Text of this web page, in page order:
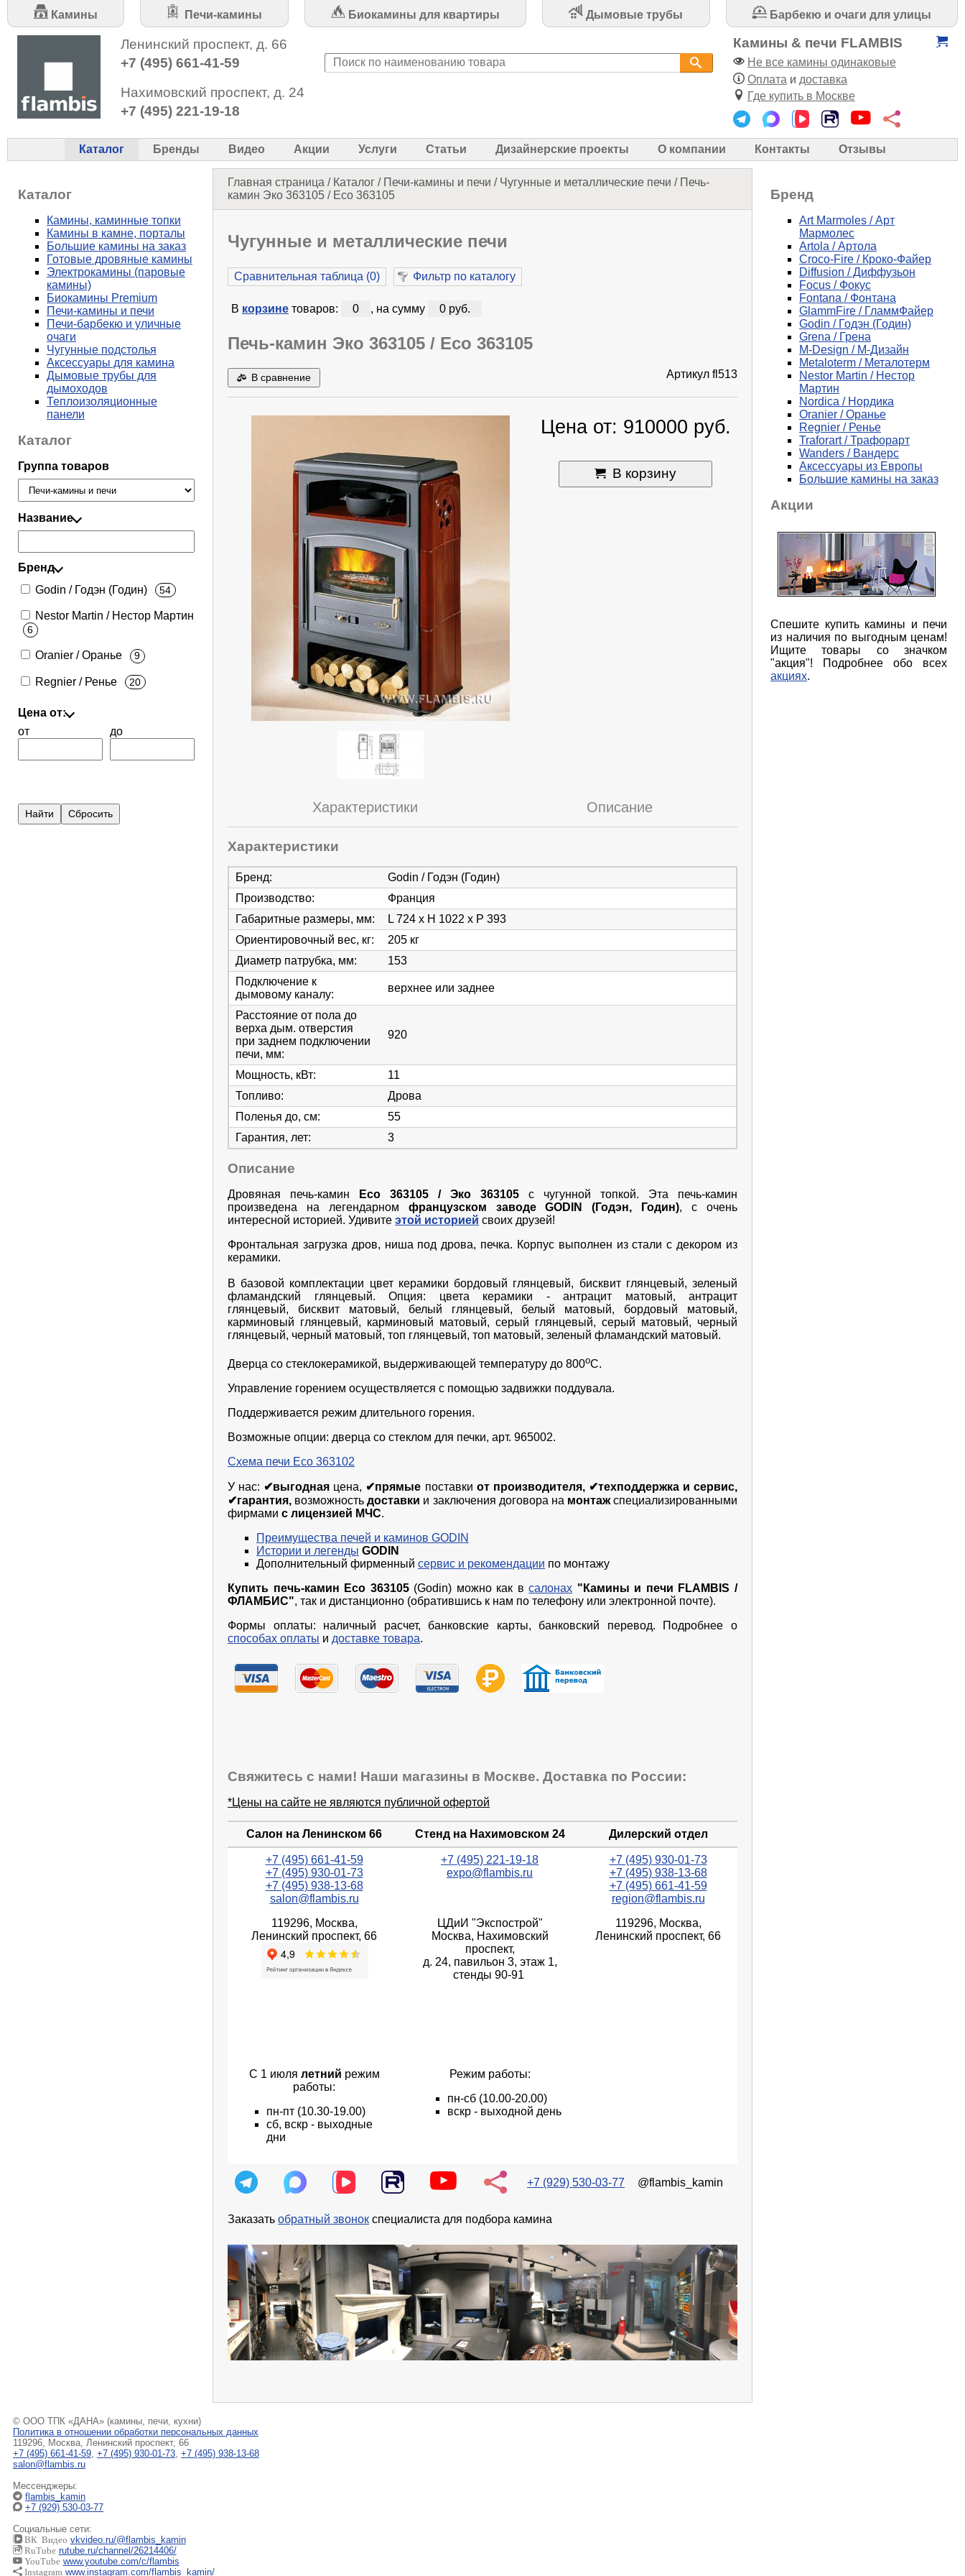
Камины Печи-камины Биокамины для квартиры Дымовые трубы Барбекю и очаги для улицы
Ленинский проспект, д. 66
+7 (495) 661-41-59
Нахимовский проспект, д. 24
+7 (495) 221-19-18
Камины & печи FLAMBIS
Не все камины одинаковые
Оплата и доставка
Где купить в Москве
Каталог Бренды Видео Акции Услуги Статьи Дизайнерские проекты О компании Контакты Отзывы
Главная страница / Каталог / Печи-камины и печи / Чугунные и металлические печи / Печь-
камин Эко 363105 / Eco 363105
Чугунные и металлические печи
Сравнительная таблица (0) Фильтр по каталогу
В корзинетоваров: 0 , на сумму 0 руб.
Печь-камин Эко 363105 / Eco 363105
В сравнение Артикул fl513
Цена от: 910000 руб.
В корзину
Характеристики Описание
Характеристики
Бренд:
Godin / Годэн (Годин)
Производство:
Франция
Габаритные размеры, мм:
L 724 x H 1022 x P 393
Ориентировочный вес, кг:
205 кг
Диаметр патрубка, мм:
153
Подключение к
дымовому каналу:
верхнее или заднее
Расстояние от пола до
верха дым. отверстия
при заднем подключении
печи, мм:
920
Мощность, кВт:
11
Топливо:
Дрова
Поленья до, см:
55
Гарантия, лет: 3
Описание
Дровяная печь-камин Eco 363105 / Эко 363105 с чугунной топкой. Эта печь-камин
произведена на легендарном французском заводе GODIN (Годэн, Годин), с очень
интересной историей. Удивите этой историей своих друзей!
Фронтальная загрузка дров, ниша под дрова, печка. Корпус выполнен из стали с декором из
керамики.
В базовой комплектации цвет керамики бордовый глянцевый, бисквит глянцевый, зеленый
фламандский глянцевый. Опция: цвета керамики - антрацит матовый, антрацит
глянцевый, бисквит матовый, белый глянцевый, белый матовый, бордовый матовый,
карминовый глянцевый, карминовый матовый, серый глянцевый, серый матовый, черный
глянцевый, черный матовый, топ глянцевый, топ матовый, зеленый фламандский матовый.
Дверца со стеклокерамикой, выдерживающей температуру до 800оС.
Управление горением осуществляется с помощью задвижки поддувала.
Поддерживается режим длительного горения.
Возможные опции: дверца со стеклом для печки, арт. 965002.
Схема печи Eco 363102
У нас: ✔выгодная цена, ✔прямые поставки от производителя, ✔техподдержка и сервис,
✔гарантия, возможностьдоставки и заключения договора намонтажспециализированными
фирмами с лицензией МЧС.
Преимущества печей и каминов GODIN
Истории и легенды GODIN
Дополнительный фирменный сервис и рекомендации по монтажу
Купить печь-камин Eco 363105 (Godin) можно как всалонах "Камины и печи FLAMBIS /
ФЛАМБИС", так и дистанционно (обратившись к нам по телефону или электронной почте).
Формы оплаты: наличный расчет, банковские карты, банковский перевод. Подробнее о
способах оплаты и доставке товара.
Свяжитесь с нами! Наши магазины в Москве. Доставка по России:
*Цены на сайте не являются публичной офертой
Салон на Ленинском 66 Стенд на Нахимовском 24 Дилерский отдел
+7 (495) 661-41-59
+7 (495) 930-01-73
+7 (495) 938-13-68
salon@flambis.ru
+7 (495) 221-19-18
expo@flambis.ru
+7 (495) 930-01-73
+7 (495) 938-13-68
+7 (495) 661-41-59
region@flambis.ru
119296, Москва,
Ленинский проспект, 66
ЦДиИ "Экспострой"
Москва, Нахимовский
проспект,
д. 24, павильон 3, этаж 1,
стенды 90-91
119296, Москва,
Ленинский проспект, 66
С 1 июля летний режим
работы:
пн-пт (10.30-19.00)
сб, вскр - выходные
дни
Режим работы:
пн-сб(10.00-20.00)
вскр - выходной день
+7 (929) 530-03-77 @flambis_kamin
Заказать обратный звонок специалиста для подбора камина
Каталог
Камины, каминные топки
Камины в камне, порталы
Большие камины на заказ
Готовые дровяные камины
Электрокамины (паровые
камины)
Биокамины Premium
Печи-камины и печи
Печи-барбекю и уличные
очаги
Чугунные подстолья
Аксессуары для камина
Дымовые трубы для
дымоходов
Теплоизоляционные
панели
Каталог
Группа товаров
Название
Бренд
Godin / Годэн (Годин)
54
Nestor Martin / Нестор Мартин
6
Oranier / Оранье 9
Regnier / Ренье 20
Цена от:
от
до
Бренд
Art Marmoles / Арт
Мармолес
Artola / Артола
Croco-Fire / Кроко-Файер
Diffusion / Диффузьон
Focus / Фокус
Fontana / Фонтана
GlammFire / ГламмФайер
Godin / Годэн (Годин)
Grena / Грена
M-Design / М-Дизайн
Metaloterm / Металотерм
Nestor Martin / Нестор
Мартин
Nordica / Нордика
Oranier / Оранье
Regnier / Ренье
Traforart / Трафорарт
Wanders / Вандерс
Аксессуары из Европы
Большие камины на заказ
Акции
Спешите купить камины и печи
из наличия по выгодным ценам!
Ищите товары со значком
"акция"! Подробнее обо всех
акциях.
© ООО ТПК «ДАНА» (камины, печи, кухни)
Политика в отношении обработки персональных данных
119296, Москва, Ленинский проспект, 66
+7 (495) 661-41-59, +7 (495) 930-01-73, +7 (495) 938-13-68
salon@flambis.ru
Мессенджеры:
flambis_kamin
+7 (929) 530-03-77
Социальные сети:
ВК Видео vkvideo.ru/@flambis_kamin
RuTube rutube.ru/channel/26214406/
YouTube www.youtube.com/c/flambis
Instagram www.instagram.com/flambis_kamin/